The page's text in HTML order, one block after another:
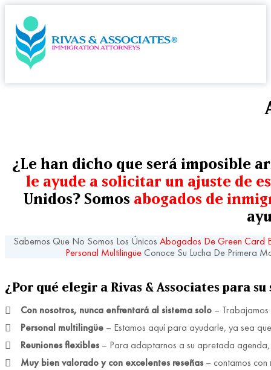
¿Le han dicho que será imposible
le ayude a solicitar un ajuste de
Unidos? Somos abogados de
Sabemos Que No Somos Los Únicos Abogados De Green Card
Personal MultilingüeConoce Su Lucha De Primera
¿Por qué elegir a Rivas & Associates para
Con nosotros, nunca enfrentará al sistema solo –
Personal multilingüe – Estamos aquí para ayudarle, ya sea
Reuniones flexibles – Para adaptarnos a su apretada
Muy bien valorado y con excelentes reseñas – contamos con